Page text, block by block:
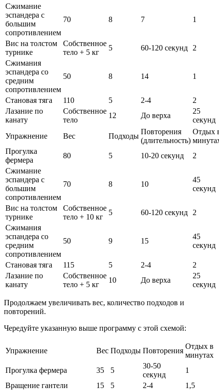
Сжимание
эспандера с
большим
сопротивлением
70 8 7 1
Вис на толстом
турнике
Собственное
тело + 5 кг
5 60-120 секунд
2
Сжимания
эспандера со
средним
сопротивлением
50 8 14 1
Становая тяга 110 5 2-4
2
Лазание по
канату
Собственное
тело
12 До верха
25
секунд
Упражнение
Вес Подходы
Повторения
(длительность)
Отдых
Прогулка
фермера
80 5 10-20 секунд
2
Сжимание
эспандера с
большим
сопротивлением
70 8 10
45
секунд
Вис на толстом
турнике
Собственное
тело + 10 кг
5 60-120 секунд
2
Сжимания
эспандера со
средним
сопротивлением
50 9 15
45
секунд
Становая тяга 115 5 2-4
2
Лазание по
канату
Собственное
тело + 5 кг
10 До верха
25
секунд
Продолжаем увеличивать вес, количество подходов и
повторений.
Чередуйте указанную выше программу с этой схемой:
Упражнение Вес Подходы Повторения
Отдых в
минутах
Прогулка фермера
35 5
30-50
секунд
1
Вращение гантели
15 5 2-4
1,5